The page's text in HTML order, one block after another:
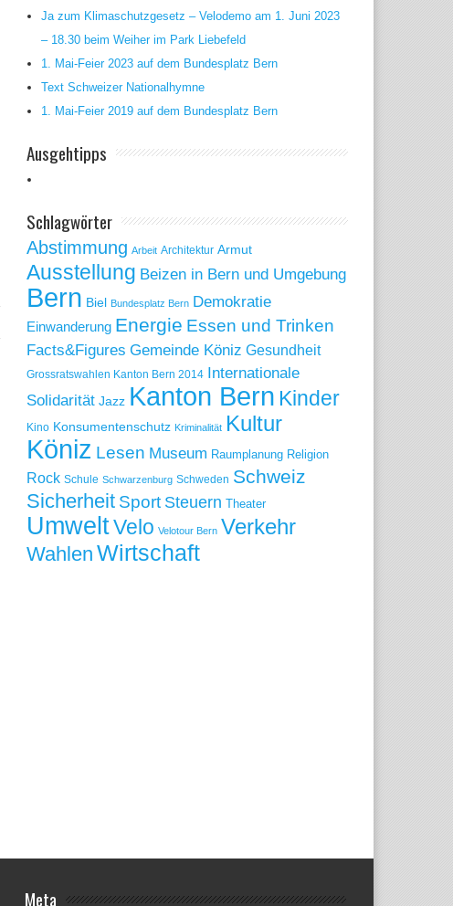
Ja zum Klimaschutzgesetz – Velodemo am 1. Juni 2023
– 18.30 beim Weiher im Park Liebefeld
1. Mai-Feier 2023 auf dem Bundesplatz Bern
Text Schweizer Nationalhymne
1. Mai-Feier 2019 auf dem Bundesplatz Bern
Ausgehtipps
Schlagwörter
Abstimmung Arbeit Architektur Armut
Ausstellung Beizen in Bern und Umgebung
Bern Biel Bundesplatz Bern Demokratie
Einwanderung Energie Essen und Trinken
Facts&Figures Gemeinde Köniz Gesundheit
Grossratswahlen Kanton Bern 2014 Internationale
Solidarität Jazz Kanton Bern Kinder
Kino Konsumentenschutz Kriminalität Kultur
Köniz Lesen Museum Raumplanung Religion
Rock Schule Schwarzenburg Schweden Schweiz
Sicherheit Sport Steuern Theater
UmweltVelo Velotour Bern Verkehr
Wahlen Wirtschaft
Meta